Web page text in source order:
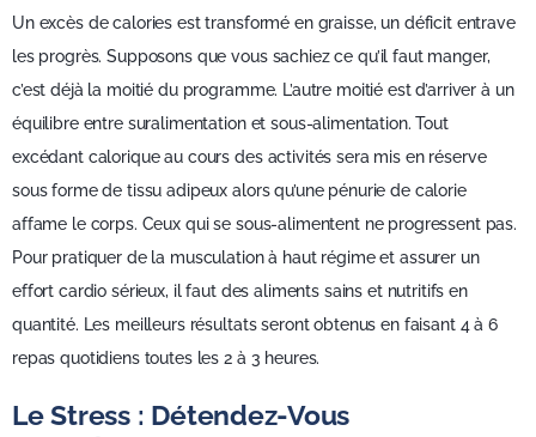
Un excès de calories est transformé en graisse, un déficit entrave
les progrès. Supposons que vous sachiez ce qu’il faut manger,
c’est déjà la moitié du programme. L’autre moitié est d’arriver à un
équilibre entre suralimentation et sous-alimentation. Tout
excédant calorique au cours des activités sera mis en réserve
sous forme de tissu adipeux alors qu’une pénurie de calorie
affame le corps. Ceux qui se sous-alimentent ne progressent pas.
Pour pratiquer de la musculation à haut régime et assurer un
effort cardio sérieux, il faut des aliments sains et nutritifs en
quantité. Les meilleurs résultats seront obtenus en faisant 4 à 6
repas quotidiens toutes les 2 à 3 heures.
Le Stress : Détendez-Vous